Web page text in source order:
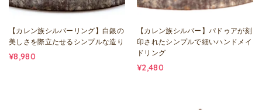
【カレン族シルバーリング】白銀の
美しさを際立たせるシンプルな造り
¥8,980
【カレン族シルバー】パドゥアが刻
印されたシンプルで細いハンドメイ
ドリング
¥2,480